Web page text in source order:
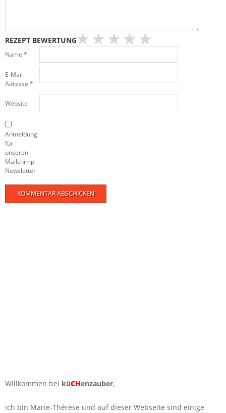
REZEPT BEWERTUNG
Name *
E-Mail-
Adresse *
Website
Anmeldung
für
unseren
Mailchimp
Newsletter
Willkommen bei küCHenzauber,
ich bin Marie-Thérèse und auf dieser Webseite sind einige